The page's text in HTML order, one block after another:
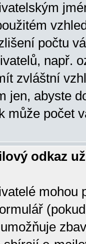
počtu
např.
zvláštní
jen, abyste
může počet
odkaz
mohou